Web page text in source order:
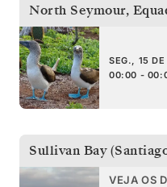
North Seymour,
SEG., 15 DE
00:00 -
Sullivan Bay
VEJA OS